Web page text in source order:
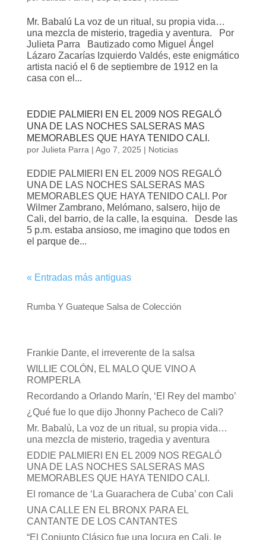
Mr. Babalú La voz de un ritual, su propia vida…
una mezcla de misterio, tragedia y aventura. Por
Julieta Parra Bautizado como Miguel Ángel
Lázaro Zacarías Izquierdo Valdés, este enigmático
artista nació el 6 de septiembre de 1912 en la
casa con el...
EDDIE PALMIERI EN EL 2009 NOS REGALÓ
UNA DE LAS NOCHES SALSERAS MAS
MEMORABLES QUE HAYA TENIDO CALI.
por Julieta Parra | Ago 7, 2025 | Noticias
EDDIE PALMIERI EN EL 2009 NOS REGALÓ
UNA DE LAS NOCHES SALSERAS MAS
MEMORABLES QUE HAYA TENIDO CALI. Por
Wilmer Zambrano, Melómano, salsero, hijo de
Cali, del barrio, de la calle, la esquina. Desde las
5 p.m. estaba ansioso, me imagino que todos en
el parque de...
« Entradas más antiguas
Rumba Y Guateque Salsa de Colección
Frankie Dante, el irreverente de la salsa
WILLIE COLÓN, EL MALO QUE VINO A
ROMPERLA
Recordando a Orlando Marín, ‘El Rey del mambo’
¿Qué fue lo que dijo Jhonny Pacheco de Cali?
Mr. Babalù, La voz de un ritual, su propia vida…
una mezcla de misterio, tragedia y aventura
EDDIE PALMIERI EN EL 2009 NOS REGALÓ
UNA DE LAS NOCHES SALSERAS MAS
MEMORABLES QUE HAYA TENIDO CALI.
El romance de ‘La Guarachera de Cuba’ con Cali
UNA CALLE EN EL BRONX PARA EL
CANTANTE DE LOS CANTANTES
“El Conjunto Clásico fue una locura en Cali, le